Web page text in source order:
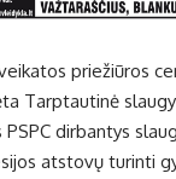
priežiūros
Tarptautinė
dirbantys
atstovų turinti